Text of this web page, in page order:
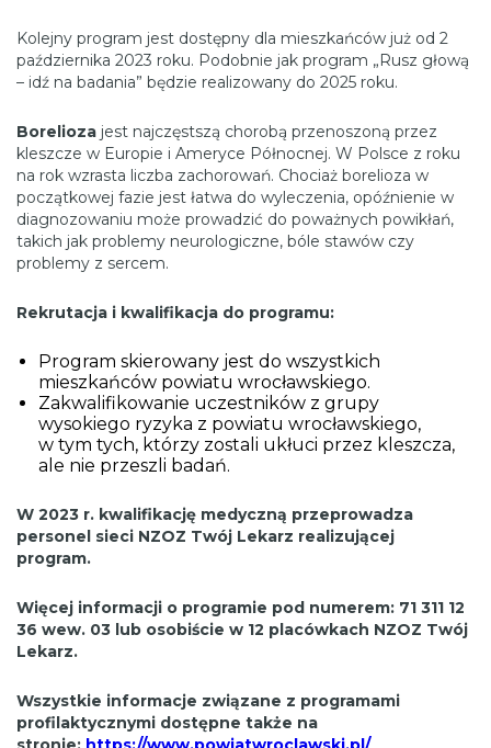
Kolejny program jest dostępny dla mieszkańców już od 2
października 2023 roku. Podobnie jak program „Rusz głową
– idź na badania” będzie realizowany do 2025 roku.
Borelioza jest najczęstszą chorobą przenoszoną przez
kleszcze w Europie i Ameryce Północnej. W Polsce z roku
na rok wzrasta liczba zachorowań. Chociaż borelioza w
początkowej fazie jest łatwa do wyleczenia, opóźnienie w
diagnozowaniu może prowadzić do poważnych powikłań,
takich jak problemy neurologiczne, bóle stawów czy
problemy z sercem.
Rekrutacja i kwalifikacja do programu:
Program skierowany jest do wszystkich
mieszkańców powiatu wrocławskiego.
Zakwalifikowanie uczestników z grupy
wysokiego ryzyka z powiatu wrocławskiego,
w tym tych, którzy zostali ukłuci przez kleszcza,
ale nie przeszli badań.
W 2023 r. kwalifikację medyczną przeprowadza
personel sieci NZOZ Twój Lekarz realizującej
program.
Więcej informacji o programie pod numerem: 71 311 12
36 wew. 03 lub osobiście w 12 placówkach NZOZ Twój
Lekarz.
Wszystkie informacje związane z programami
profilaktycznymi dostępne także na